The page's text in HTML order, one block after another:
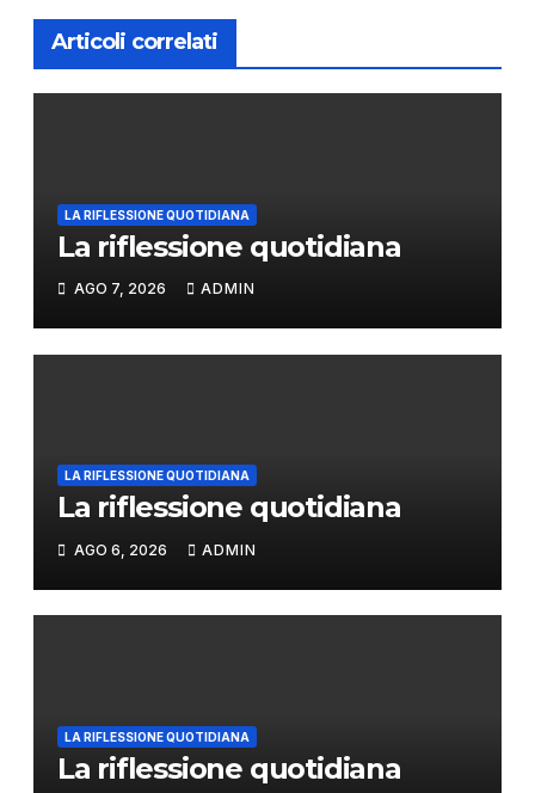
Articoli correlati
LA RIFLESSIONE QUOTIDIANA
La riflessione quotidiana
AGO 7, 2026 ADMIN
LA RIFLESSIONE QUOTIDIANA
La riflessione quotidiana
AGO 6, 2026 ADMIN
LA RIFLESSIONE QUOTIDIANA
La riflessione quotidiana